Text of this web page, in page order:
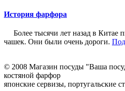
История фарфора
Более тысячи лет назад в Китае
чашек. Они были очень дороги.
© 2008 Магазин посуды "Ваша
костяной фарфор
японские сервизы, португальские